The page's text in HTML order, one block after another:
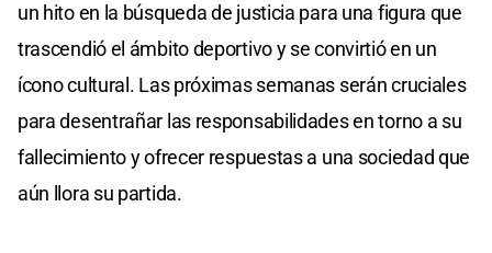
un hito en la búsqueda de justicia para una figura que
trascendió el ámbito deportivo y se convirtió en un
ícono cultural. Las próximas semanas serán cruciales
para desentrañar las responsabilidades en torno a su
fallecimiento y ofrecer respuestas a una sociedad que
aún llora su partida.